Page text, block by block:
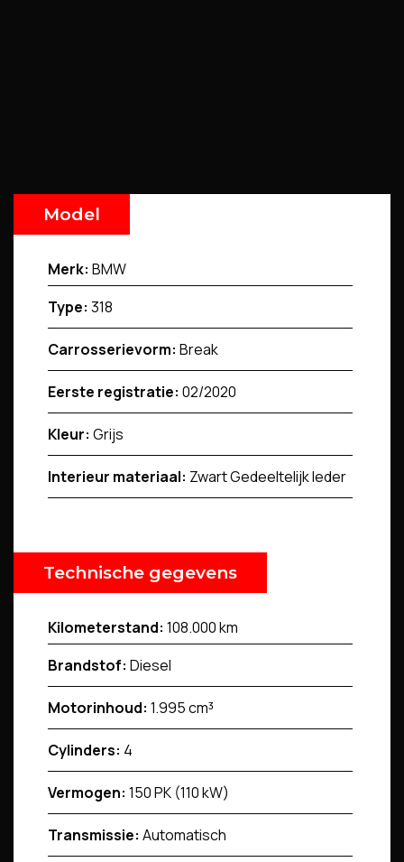
Model
Merk: BMW
Type: 318
Carrosserievorm: Break
Eerste registratie: 02/2020
Kleur: Grijs
Interieur materiaal: Zwart Gedeeltelijk leder
Technische gegevens
Kilometerstand: 108.000 km
Brandstof: Diesel
Motorinhoud: 1.995 cm³
Cylinders: 4
Vermogen: 150 PK (110 kW)
Transmissie: Automatisch